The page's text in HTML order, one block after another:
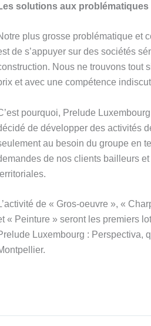
solutions aux
plus grosse problématique et
de s’appuyer sur des sociétés
Nous ne trouvons tout
et avec une compétence
pourquoi, Prelude
de développer des activités
au besoin du groupe en
de nos clients bailleurs
de « Gros-oeuvre », «
« Peinture » seront les premiers
Luxembourg : Perspectiva,